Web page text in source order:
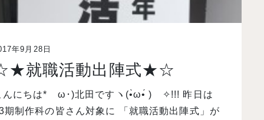
年9月28日
就職活動出陣式★☆
んにちは*ゝω･)北田ですヽ(•̀ω•́ )ゝ✧!!! 昨日は
期制作科の皆さん対象に 「就職活動出陣式」が